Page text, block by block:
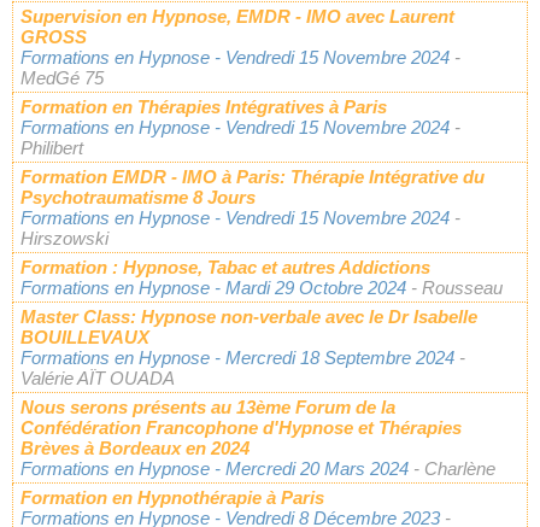
Supervision en Hypnose, EMDR - IMO avec Laurent
GROSS
Formations en Hypnose - Vendredi 15 Novembre 2024 -
MedGé 75
Formation en Thérapies Intégratives à Paris
Formations en Hypnose - Vendredi 15 Novembre 2024 -
Philibert
Formation EMDR - IMO à Paris: Thérapie Intégrative du
Psychotraumatisme 8 Jours
Formations en Hypnose - Vendredi 15 Novembre 2024 -
Hirszowski
Formation : Hypnose, Tabac et autres Addictions
Formations en Hypnose - Mardi 29 Octobre 2024 - Rousseau
Master Class: Hypnose non-verbale avec le Dr Isabelle
BOUILLEVAUX
Formations en Hypnose - Mercredi 18 Septembre 2024 -
Valérie AÏT OUADA
Nous serons présents au 13ème Forum de la
Confédération Francophone d'Hypnose et Thérapies
Brèves à Bordeaux en 2024
Formations en Hypnose - Mercredi 20 Mars 2024 - Charlène
Formation en Hypnothérapie à Paris
Formations en Hypnose - Vendredi 8 Décembre 2023 -